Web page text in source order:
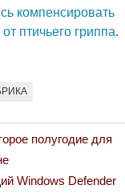
компенсировать
птичьего гриппа.
полугодие для
Windows Defender